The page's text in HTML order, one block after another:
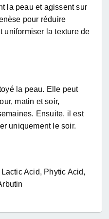
la peau et agissent sur
pour réduire
uniformiser la texture de
la peau. Elle peut
matin et soir,
Ensuite, il est
uniquement le soir.
Acid, Phytic Acid,